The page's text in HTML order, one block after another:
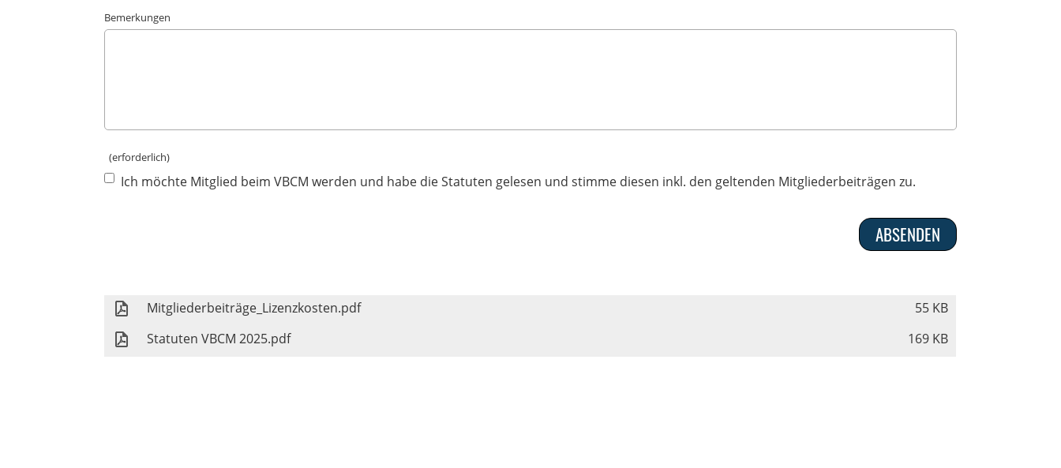
Bemerkungen
(erforderlich)
Ich möchte Mitglied beim VBCM werden und habe die Statuten gelesen und stimme diesen inkl. den geltenden Mitgliederbeiträgen zu.
Mitgliederbeiträge_Lizenzkosten.pdf
55 KB
Statuten VBCM 2025.pdf
169 KB